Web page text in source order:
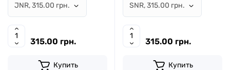
315.00 грн.
Купить
315.00 грн.
Купить